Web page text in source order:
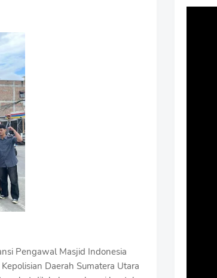
Pengawal Masjid Indonesia
Daerah Sumatera Utara